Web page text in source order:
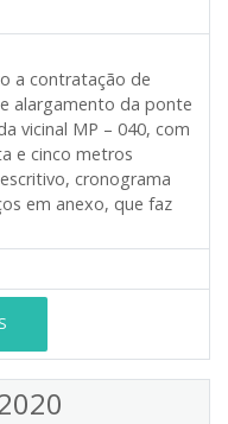
a contratação de
alargamento da ponte
vicinal MP – 040, com
e cinco metros
cronograma
em anexo, que faz